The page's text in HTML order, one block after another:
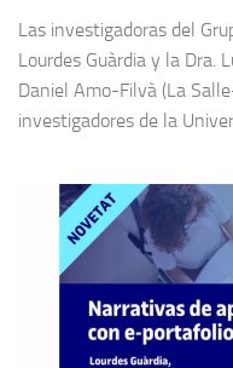
Las investigadoras del
Lourdes Guàrdia y la Dra.
Daniel Amo-Filvà (La
investigadores de la